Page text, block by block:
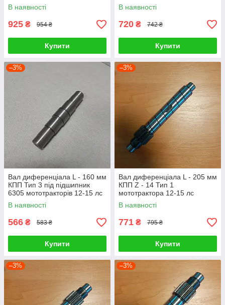
В наявності
925 ₴ 954 ₴
Купити
В наявності
720 ₴ 742 ₴
Купити
–3%
Вал диференціала L - 160 мм
КПП Тип 3 під підшипник
6305 мототракторів 12-15 лс
В наявності
566 ₴ 583 ₴
Купити
–3%
Вал диференціала L - 205 мм
КПП Z - 14 Тип 1
мототрактора 12-15 лс
В наявності
771 ₴ 795 ₴
Купити
–3% –3%